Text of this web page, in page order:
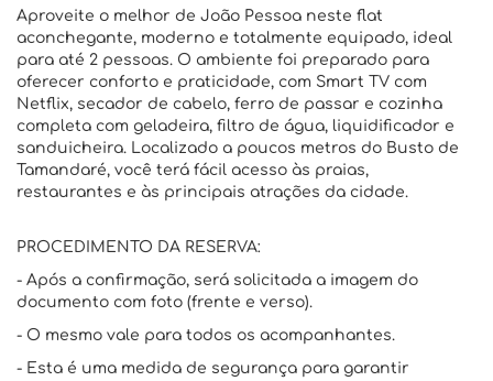
Aproveite o melhor de João Pessoa neste flat
aconchegante, moderno e totalmente equipado, ideal
para até 2 pessoas. O ambiente foi preparado para
oferecer conforto e praticidade, com Smart TV com
Netflix, secador de cabelo, ferro de passar e cozinha
completa com geladeira, filtro de água, liquidificador e
sanduicheira. Localizado a poucos metros do Busto de
Tamandaré, você terá fácil acesso às praias,
restaurantes e às principais atrações da cidade.
PROCEDIMENTO DA RESERVA:
- Após a confirmação, será solicitada a imagem do
documento com foto (frente e verso).
- O mesmo vale para todos os acompanhantes.
- Esta é uma medida de segurança para garantir